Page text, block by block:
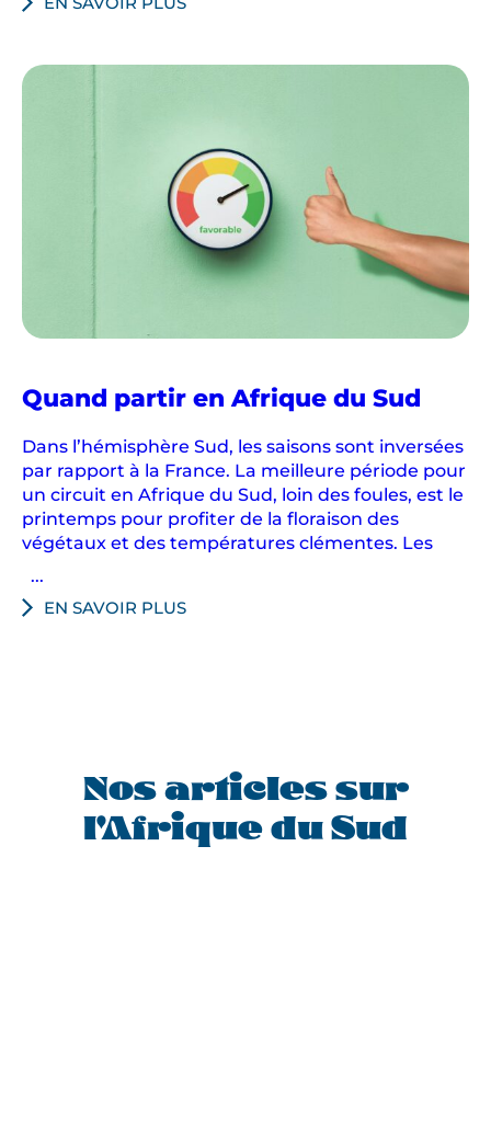
Quand partir en Afrique du Sud
Dans l’hémisphère Sud, les saisons sont inversées
par rapport à la France. La meilleure période pour
un circuit en Afrique du Sud, loin des foules, est le
printemps pour profiter de la floraison des
végétaux et des températures clémentes. Les
...
EN SAVOIR PLUS
Nos articles sur
l'Afrique du Sud